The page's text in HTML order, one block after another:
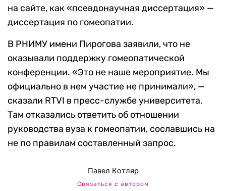
на сайте, как «псевдонаучная диссертация» —
диссертация по гомеопатии.
В РНИМУ имени Пирогова заявили, что не
оказывали поддержку гомеопатической
конференции. «Это не наше мероприятие. Мы
официально в нем участие не принимали», —
сказали RTVI в пресс-службе университета.
Там отказались ответить об отношении
руководства вуза к гомеопатии, сославшись на
не по правилам составленный запрос.
Павел Котляр
Связаться с автором